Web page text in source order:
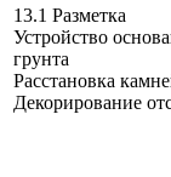
13.1 Разметка
Устройство
грунта
Расстановка
Декорирование